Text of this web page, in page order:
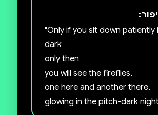
"Only if you sit down patiently
dark
only then
you will see the fireflies,
one here and another there,
glowing in the pitch-dark